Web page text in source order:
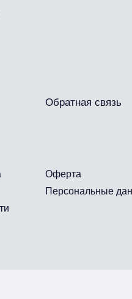
Обратная связь
Оферта
Персональные